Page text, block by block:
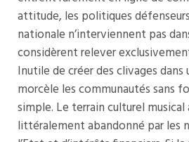
attitude, les politiques
nationale n’interviennent pas
considèrent relever
Inutile de créer des clivages dans
morcèle les communautés sans
simple. Le terrain culturel
littéralement abandonné par les